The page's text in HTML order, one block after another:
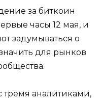
за биткоин
часы 12 мая, и
задумываться о
для рынков
тремя аналитиками,